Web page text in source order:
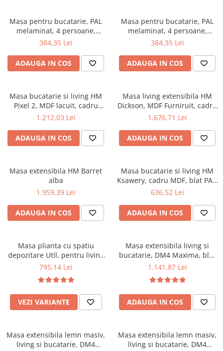
Scaune birou pentru copii
Saltele patuturi copii
Masa si scaune gradinita
Masa pentru bucatarie, PAL
melaminat, 4 persoane,
100x60x73 cm, cires
384,35 Lei
ADAUGA IN COS
Masa pentru bucatarie, PAL
melaminat, 4 persoane,
100x60x73 cm, wenge
384,35 Lei
ADAUGA IN COS
Masa bucatarie si living HM
Pixel 2, MDF lacuit, cadru
metalic, 120x76 cm, 4
1.212,03 Lei
ADAUGA IN COS
Masa living extensibila HM
Dickson, MDF Furniruit, cadru
metalic,120-180x80x75 cm, 8
1.676,71 Lei
ADAUGA IN COS
Masa extensibila HM Barret
alba
1.959,39 Lei
ADAUGA IN COS
Masa bucatarie si living HM
Ksawery, cadru MDF, blat PAL,
4 persoane, 120x76 cm, alba
636,52 Lei
ADAUGA IN COS
Masa plianta cu spatiu
depozitare Util, pentru living
si bucatarie, PAL, structura
persoane, 160x96x80 cm, nuc
795,14 Lei
VEZI VARIANTE
Masa extensibila living si
bucatarie, DM4 Maxima, blat
MDF Furniruit, lemn masiv,
120-150x70x76 cm, wenge
1.141,87 Lei
ADAUGA IN COS
Masa extensibila lemn masiv,
living si bucatarie, DM4
Masa extensibila lemn masiv,
living si bucatarie, DM4